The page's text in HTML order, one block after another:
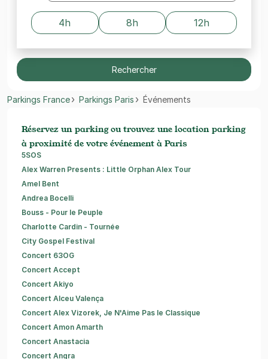
4h 8h 12h
Rechercher
Parkings France Parkings Paris Événements
Réservez un parking ou trouvez une location parking
à proximité de votre événement à Paris
5SOS
Alex Warren Presents : Little Orphan Alex Tour
Amel Bent
Andrea Bocelli
Bouss - Pour le Peuple
Charlotte Cardin - Tournée
City Gospel Festival
Concert 63OG
Concert Accept
Concert Akiyo
Concert Alceu Valença
Concert Alex Vizorek, Je N'Aime Pas le Classique
Concert Amon Amarth
Concert Anastacia
Concert Angra